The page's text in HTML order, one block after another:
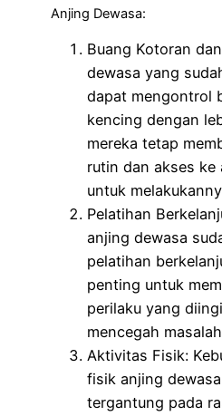
Anjing Dewasa:
Buang Kotoran
dewasa yang
dapat mengontrol
kencing dengan
mereka tetap
rutin dan akses ke
untuk
Pelatihan
anjing dewasa
pelatihan
penting untuk
perilaku yang
mencegah
Aktivitas Fisik:
fisik anjing
tergantung pada